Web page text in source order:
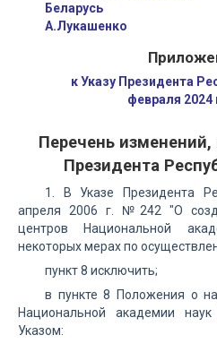
Беларусь
А.Лукашенко
к Указу Президента
февраля
Перечень
Президента
1. В Указе Президента
апреля 2006 г. №242 "О
центров Национальной
некоторых мерах по
пункт 8 исключить;
в пункте 8 Положения о
Национальной академии
Указом: